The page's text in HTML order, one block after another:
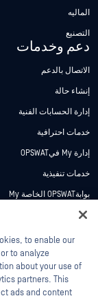
الماليه
التصنيع
دعم وخدمات
الاتصال بالدعم
إنشاء حالة
إدارة الحسابات الفنية
خدمات احترافية
إدارة My فيOPSWAT
خدمات تنفيذية
بوابةOPSWAT الخاصة My
وثائق تقنية
دورات تدريبية
برنامج الثغرات الأمنية
الشركاء
شهادات
to enable our
to analyze
about your use of
partners. This
ads and content